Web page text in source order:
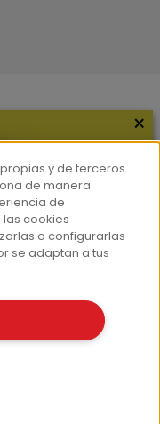
×
y de terceros
de manera
de
cookies
o configurarlas
se adaptan a tus